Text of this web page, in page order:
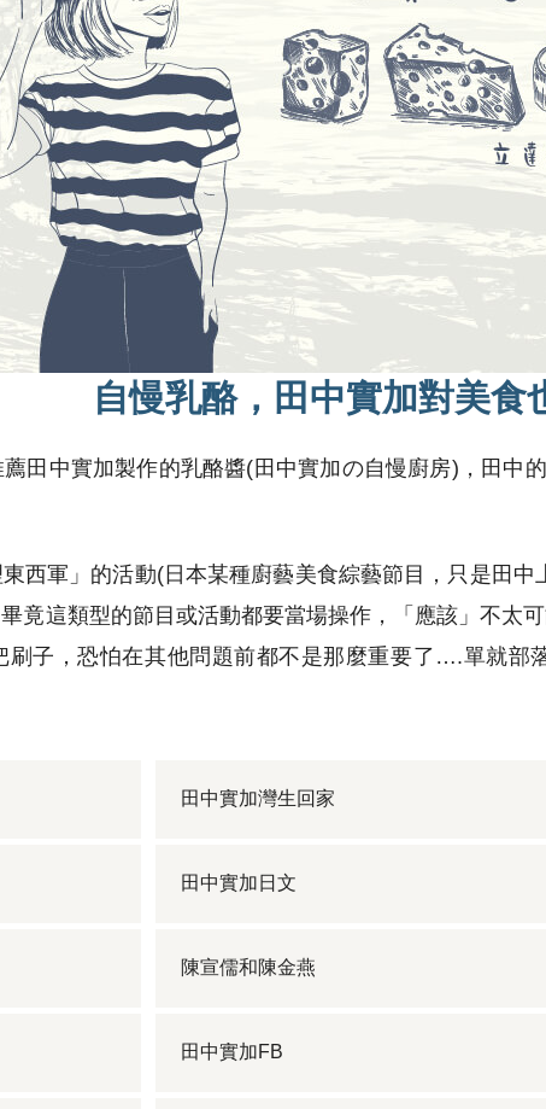
自慢乳酪，田中實加對美食
田中實加製作的乳酪醬(田中實加の自慢廚房)，田
西軍」的活動(日本某種廚藝美食綜藝節目，只是田
竟這類型的節目或活動都要當場操作，「應該」不太
刷子，恐怕在其他問題前都不是那麼重要了….單就部
田中實加灣生回家
田中實加日文
陳宣儒和陳金燕
田中實加FB